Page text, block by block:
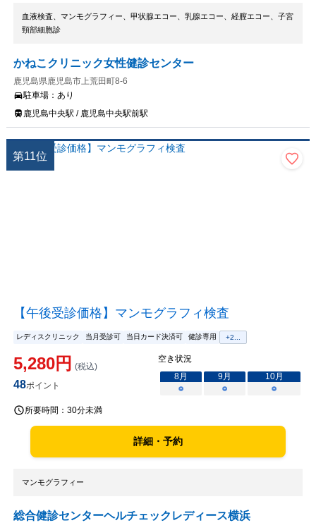
血液検査、マンモグラフィー、甲状腺エコー、乳腺エコー、経膣エコー、子宮
頸部細胞診
かねこクリニック女性健診センター
鹿児島県鹿児島市上荒田町8-6
駐車場： あり
鹿児島中央駅 / 鹿児島中央駅前駅
第11位
【午後受診価格】マンモグラフィ検査
レディスクリニック 当月受診可 当日カード決済可 健診専用 +2...
5,280円 (税込)
48ポイント
空き状況
8月 9月 10月
○
○ ○
所要時間： 30分未満
詳細・予約
マンモグラフィー
総合健診センターヘルチェックレディース横浜